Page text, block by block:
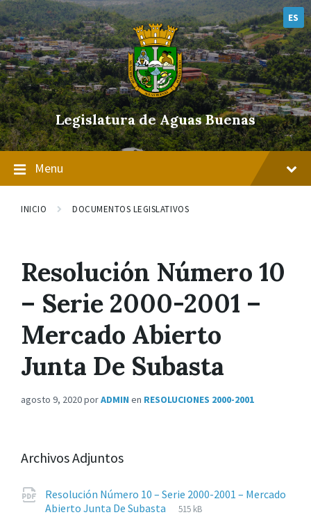
Skip
to
content
Skip
to
main
navigation
Skip
to
footer
ES
Legislatura de Aguas Buenas
Menu
INICIO DOCUMENTOS LEGISLATIVOS
Resolución Número 10
– Serie 2000-2001 –
Mercado Abierto
Junta De Subasta
agosto 9, 2020porADMIN en RESOLUCIONES 2000-2001
Archivos Adjuntos
Resolución Número 10 – Serie 2000-2001 – Mercado
Abierto Junta De Subasta
Extensiones
pdf
Tamaño
515 kB